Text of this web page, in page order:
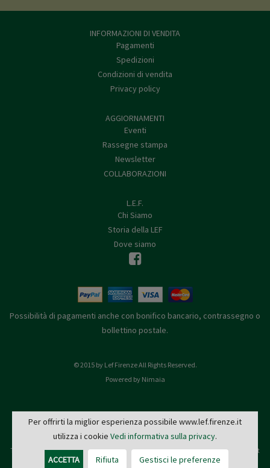
INFORMAZIONI DI VENDITA
Pagamenti
Spedizioni
Condizioni di vendita
Privacy policy
AGGIORNAMENTI
Eventi
Rassegne stampa
Newsletter
COLLABORAZIONI
L.E.F.
Chi Siamo
Storia della LEF
Dove siamo
Possibilità di pagamenti anche con bonifico bancario, contrassegno o
bollettino postale.
© 2015 by Lef Firenze All Rights Reserved.
Powered by Nimaia
L.E.F. - Via de' Pucci, 4 - 50122 Firenze
Tel: 055 579921 - Fax: 055 2399342 - C.F. e P.IVA 03745190482 -editrice@lef.firenze.it
Per offrirti la miglior esperienza possibile www.lef.firenze.it
utilizza i cookie Vedi informativa sulla privacy.
ACCETTA Rifiuta Gestisci le preferenze